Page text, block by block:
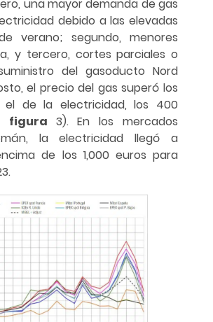
una mayor demanda de gas
debido a las elevadas
verano; segundo, menores
y tercero, cortes parciales o
del gasoducto Nord
el precio del gas superó los
de la electricidad, los 400
figura 3). En los mercados
la electricidad llegó a
de los 1,000 euros para